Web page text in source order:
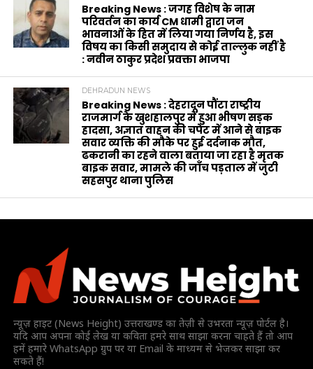
Breaking News : जगह विशेष के नाम
परिवर्तन का कार्य CM धामी द्वारा जन
भावनाओं के हित में लिया गया निर्णय है, इस
विषय का किसी समुदाय से कोई ताल्लुक नहीं है
: नवीन ठाकुर प्रदेश प्रवक्ता भाजपा
DEHRADUN NEWS
Breaking News : देहरादून पौंटा राष्ट्रीय
राजमार्ग के खुशहालपुर में हुआ भीषण सड़क
हादसा, अज्ञात वाहन की चपेट में आने से बाइक
सवार व्यक्ति की मौके पर हुई दर्दनाक मौत,
ढकरानी का रहने वाला बताया जा रहा है मृतक
बाइक सवार, मामले की जाँच पड़ताल में जुटी
सहसपुर थाना पुलिस
न्यूज़ हाइट (News Height) उत्तराखण्ड का तेज़ी से उभरता न्यूज़ पोर्टल है।
यदि आप अपना कोई लेख या कविता हमरे साथ साझा करना चाहते हैं तो आप
हमें हमारे WhatsApp ग्रुप पर या Email के माध्यम से भेजकर साझा कर
सकते हैं!